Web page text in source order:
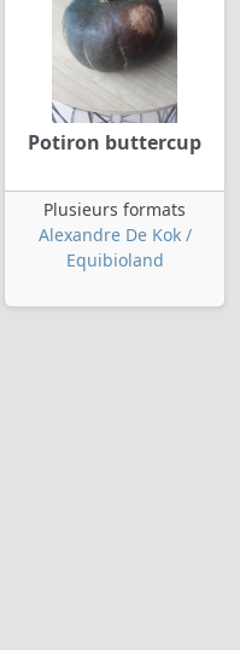
Potiron buttercup
Plusieurs formats
Alexandre De Kok /
Equibioland